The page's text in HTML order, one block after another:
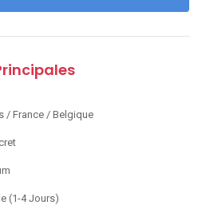
/ France / Belgique
(1-4 Jours)